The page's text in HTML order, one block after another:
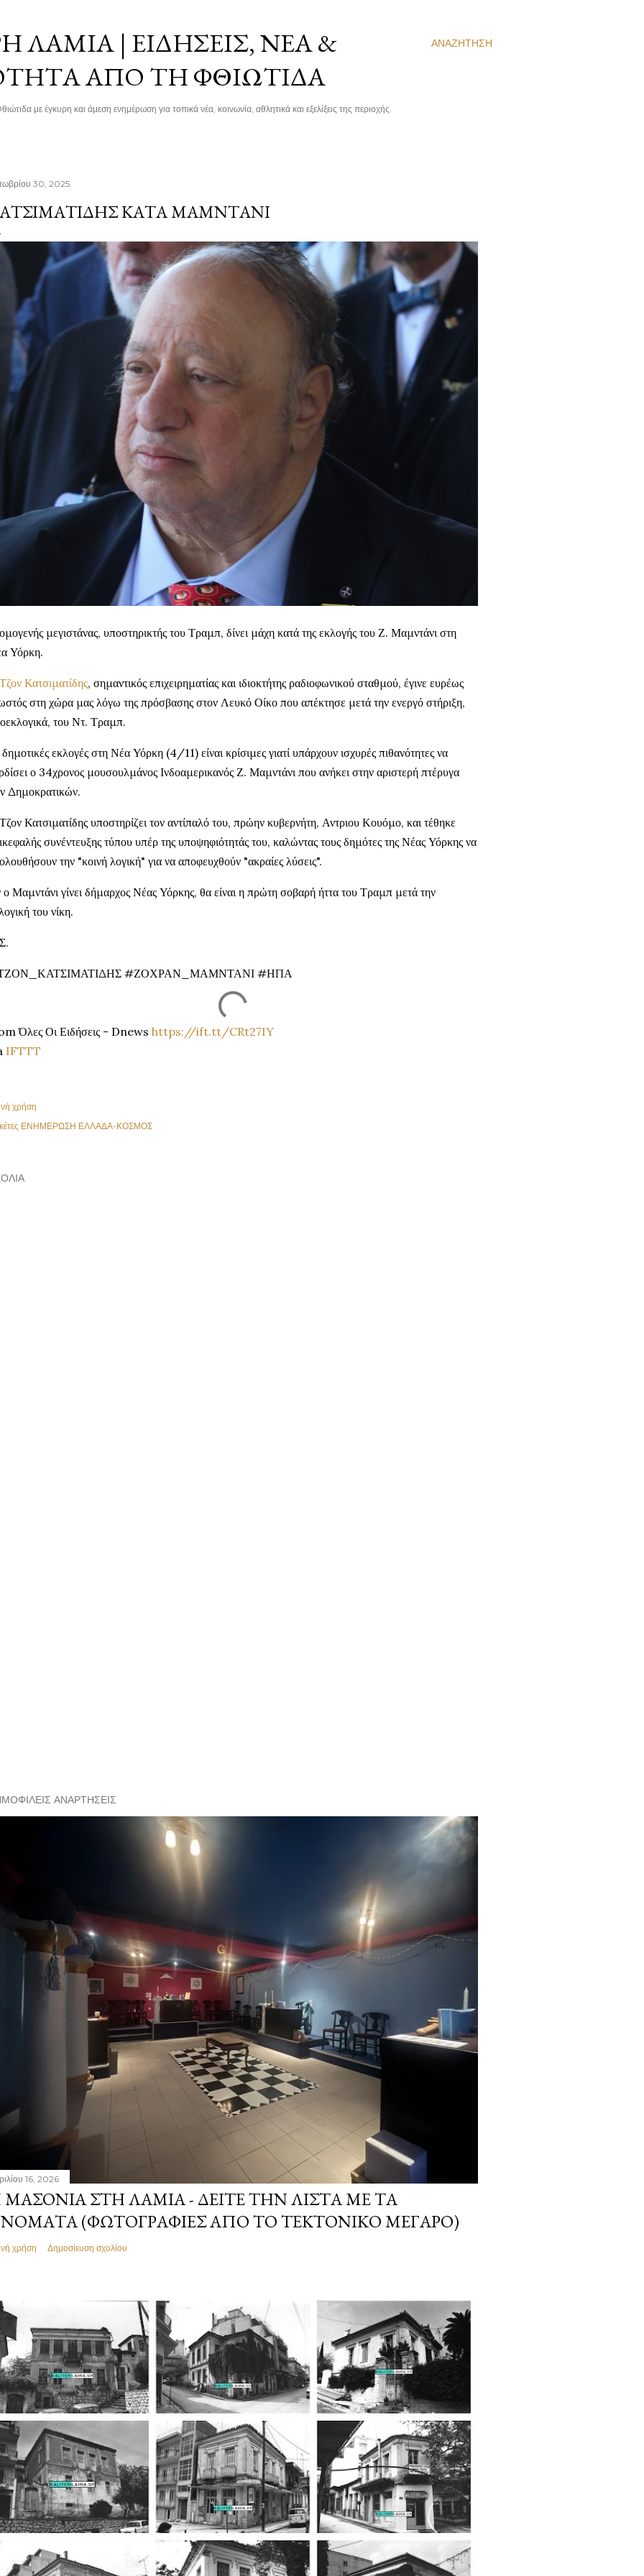
ΑΝΑΖΉΤΗΣΗ
ΛΑΜΊΑ | ΕΙΔΉΣΕΙΣ, ΝΈΑ &
ΑΠΌ ΤΗ ΦΘΙΏΤΙΔΑ
με έγκυρη και άμεση ενημέρωση για τοπικά νέα, κοινωνία, αθλητικά και εξελίξεις της περιοχής.
30, 2025
ΚΑΤΆ ΜΑΜΝΤΆΝΙ
μεγιστάνας, υποστηρικτής του Τραμπ, δίνει μάχη κατά της εκλογής του Ζ. Μαμντάνι στη
Υόρκη.
Τζον Κατσιματίδης, σημαντικός επιχειρηματίας και ιδιοκτήτης ραδιοφωνικού σταθμού, έγινε ευρέως
στη χώρα μας λόγω της πρόσβασης στον Λευκό Οίκο που απέκτησε μετά την ενεργό στήριξη,
του Ντ. Τραμπ.
εκλογές στη Νέα Υόρκη (4/11) είναι κρίσιμες γιατί υπάρχουν ισχυρές πιθανότητες να
ο 34χρονος μουσουλμάνος Ινδοαμερικανός Ζ. Μαμντάνι που ανήκει στην αριστερή πτέρυγα
Δημοκρατικών.
Κατσιματίδης υποστηρίζει τον αντίπαλό του, πρώην κυβερνήτη, Αντριου Κουόμο, και τέθηκε
συνέντευξης τύπου υπέρ της υποψηφιότητάς του, καλώντας τους δημότες της Νέας Υόρκης να
την "κοινή λογική" για να αποφευχθούν "ακραίες λύσεις".
Μαμντάνι γίνει δήμαρχος Νέας Υόρκης, θα είναι η πρώτη σοβαρή ήττα του Τραμπ μετά την
του νίκη.
#ΖΟΧΡΑΝ_ΜΑΜΝΤΑΝΙ #ΗΠΑ
Όλες Οι Ειδήσεις - Dnews https://ift.tt/CRt27IY
IFTTT
χρήση
ΕΝΗΜΕΡΩΣΗ ΕΛΛΑΔΑ-ΚΟΣΜΟΣ
ΑΝΑΡΤΉΣΕΙΣ
16, 2026
ΣΤΗ ΛΑΜΊΑ - ΔΕΊΤΕ ΤΗΝ ΛΊΣΤΑ ΜΕ ΤΑ
(ΦΩΤΟΓΡΑΦΊΕΣ ΑΠΌ ΤΟ ΤΕΚΤΟΝΙΚΌ ΜΈΓΑΡΟ)
χρήση Δημοσίευση σχολίου